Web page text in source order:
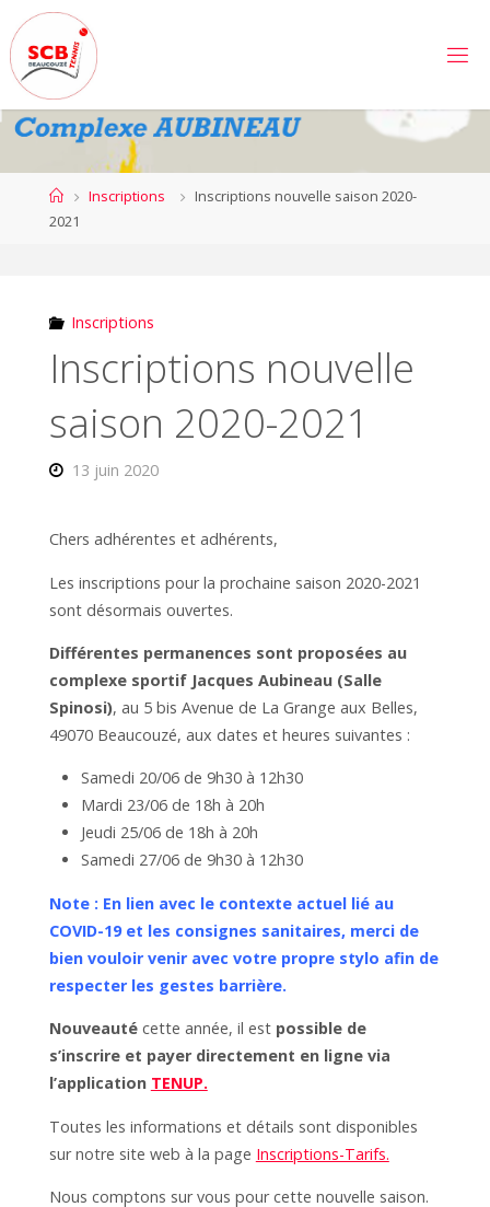
to
content
C B
EA
UC
OU
NN
HomeInscriptions
Inscriptions nouvelle saison 2020-
2021
Inscriptions
Inscriptions nouvelle
saison 2020-2021
13 juin 2020
Chers adhérentes et adhérents,
Les inscriptions pour la prochaine saison 2020-2021
sont désormais ouvertes.
Différentes permanences sont proposées au
complexe sportif Jacques Aubineau (Salle
Spinosi), au 5 bis Avenue de La Grange aux Belles,
49070 Beaucouzé, aux dates et heures suivantes :
Samedi 20/06 de 9h30 à 12h30
Mardi 23/06 de 18h à 20h
Jeudi 25/06 de 18h à 20h
Samedi 27/06 de 9h30 à 12h30
Note : En lien avec le contexte actuel lié au
COVID-19 et les consignes sanitaires, merci de
bien vouloir venir avec votre propre stylo afin de
respecter les gestes barrière.
Nouveautécette année, il est possible de
s’inscrire et payer directement en ligne via
l’application TENUP.
Toutes les informations et détails sont disponibles
sur notre site web à la page Inscriptions-Tarifs.
Nous comptons sur vous pour cette nouvelle saison.